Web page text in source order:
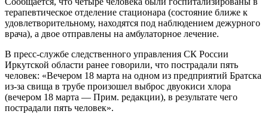
терапевтическое отделение стационара (состояние ближе к
удовлетворительному, находятся под наблюдением дежурного
врача), а двое отправлены на амбулаторное лечение.
В пресс-службе следственного управления СК России
Иркутской области ранее говорили, что пострадали пять
человек: «Вечером 18 марта на одном из предприятий Братска
из-за свища в трубе произошел выброс двуокиси хлора
(вечером 18 марта — Прим. редакции), в результате чего
пострадали пять человек».